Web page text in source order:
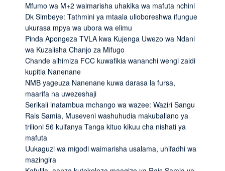
Mfumo wa M+2 waimarisha uhakika wa mafuta nchini
Dk Simbeye: Tathmini ya mtaala ulioboreshwa ifungue
ukurasa mpya wa ubora wa elimu
Pinda Apongeza TVLA kwa Kujenga Uwezo wa Ndani
wa Kuzalisha Chanjo za Mifugo
Chande aihimiza FCC kuwafikia wananchi wengi zaidi
kupitia Nanenane
NMB yageuza Nanenane kuwa darasa la fursa,
maarifa na uwezeshaji
Serikali inatambua mchango wa wazee: Waziri Sangu
Rais Samia, Museveni washuhudia makubaliano ya
trilioni 56 kuifanya Tanga kituo kikuu cha nishati ya
mafuta
Uukaguzi wa migodi waimarisha usalama, uhifadhi wa
mazingira